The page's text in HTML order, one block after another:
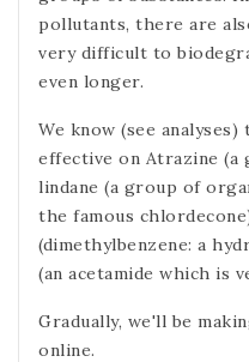
pollutants, there are
very difficult to
even longer.
We know (see
effective on Atrazine
lindane (a group of
the famous
(dimethylbenzene: a
(an acetamide which is
Gradually, we'll be
online.